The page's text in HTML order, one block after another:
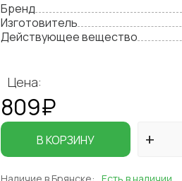
Бренд
Изготовитель
Действующее вещество
Цена:
809₽
В КОРЗИНУ